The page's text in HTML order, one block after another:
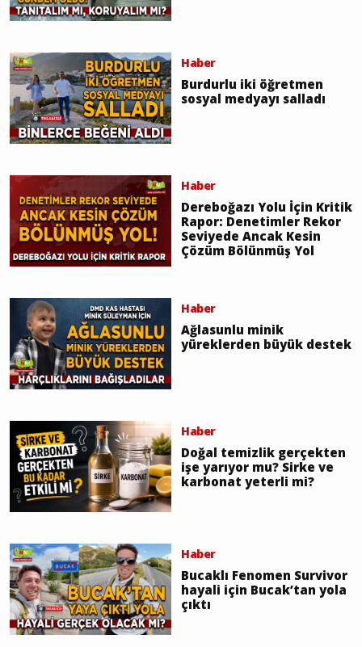
Haber
Burdurlu iki öğretmen
sosyal medyayı salladı
Haber
Dereboğazı Yolu İçin Kritik
Rapor: Denetimler Rekor
Seviyede Ancak Kesin
Çözüm Bölünmüş Yol
Haber
Ağlasunlu minik
yüreklerden büyük destek
Haber
Doğal temizlik gerçekten
işe yarıyor mu? Sirke ve
karbonat yeterli mi?
Haber
Bucaklı Fenomen Survivor
hayali için Bucak’tan yola
çıktı